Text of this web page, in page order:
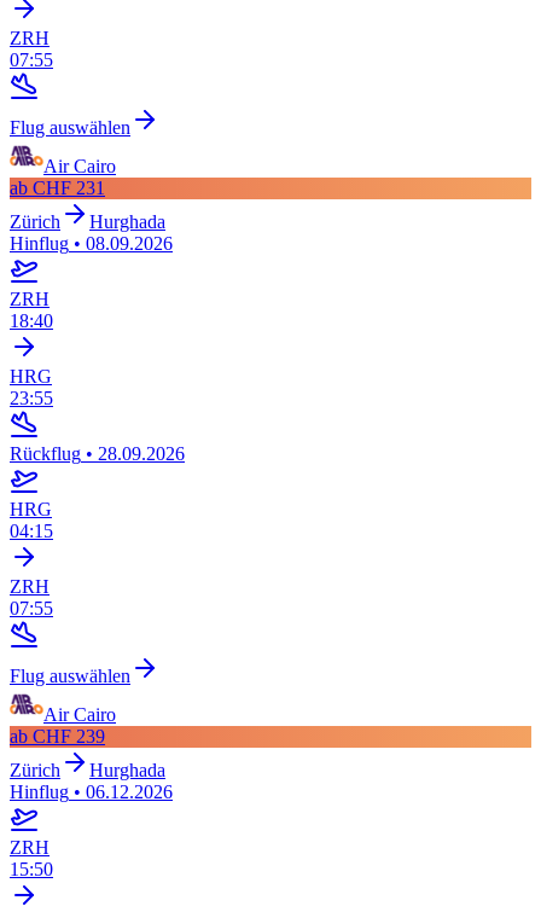
ZRH
07:55
Flug auswählen
Air Cairo
ab CHF 231
Zürich
Hurghada
Hinflug • 08.09.2026
ZRH
18:40
HRG
23:55
Rückflug • 28.09.2026
HRG
04:15
ZRH
07:55
Flug auswählen
Air Cairo
ab CHF 239
Zürich
Hurghada
Hinflug • 06.12.2026
ZRH
15:50